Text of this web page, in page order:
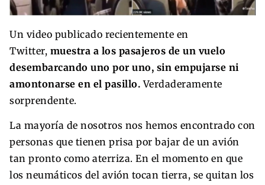
Un video publicado recientemente en
Twitter, muestra a los pasajeros de un vuelo
desembarcando uno por uno, sin empujarse ni
amontonarse en el pasillo.Verdaderamente
sorprendente.
La mayoría de nosotros nos hemos encontrado con
personas que tienen prisa por bajar de un avión
tan pronto como aterriza. En el momento en que
los neumáticos del avión tocan tierra, se quitan los